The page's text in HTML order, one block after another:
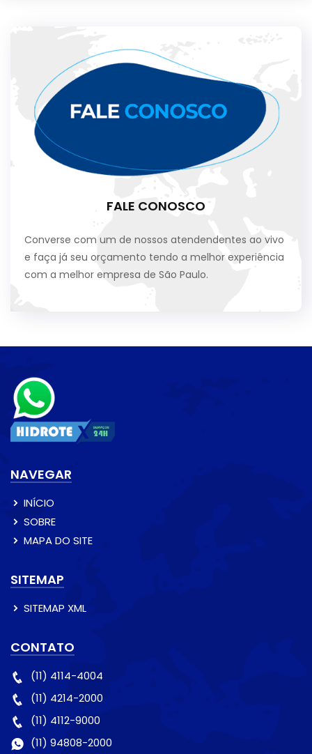
FALE CONOSCO
Converse com um de nossos atendendentes ao vivo
e faça já seu orçamento tendo a melhor experiência
com a melhor empresa de São Paulo.
NAVEGAR
INÍCIO
SOBRE
MAPA DO SITE
SITEMAP
SITEMAP XML
CONTATO
(11) 4114-4004
(11) 4214-2000
(11) 4112-9000
(11) 94808-2000